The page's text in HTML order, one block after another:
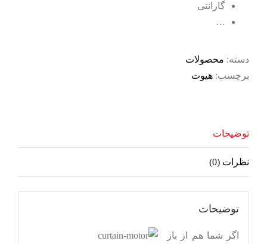
گارانتی
…
دسته: محصولات
برچسب: هیوت
توضیحات
نظرات (0)
توضیحات
اگر شما هم از باز